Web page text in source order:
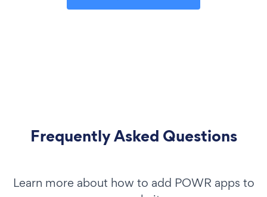
Frequently Asked Questions
Learn more about how to add POWR apps to